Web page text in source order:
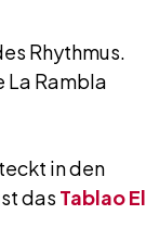
Rhythmus.
La Rambla
in den
das Tablao El